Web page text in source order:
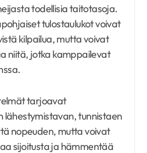
todellisia taitotasoja.
tulostaulukot voivat
kilpailua, mutta voivat
niitä, jotka kamppailevat
tarjoavat
lähestymistavan, tunnistaen
nopeuden, mutta voivat
sijoitusta ja hämmentää